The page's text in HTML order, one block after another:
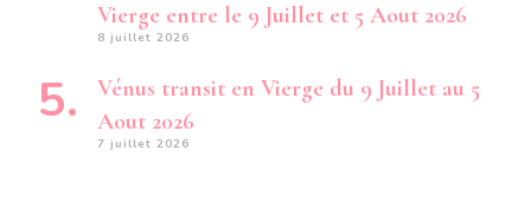
Vierge entre le 9 Juillet et 5 Aout 2026
8 juillet 2026
Vénus transit en Vierge du 9 Juillet au 5
Aout 2026
7 juillet 2026